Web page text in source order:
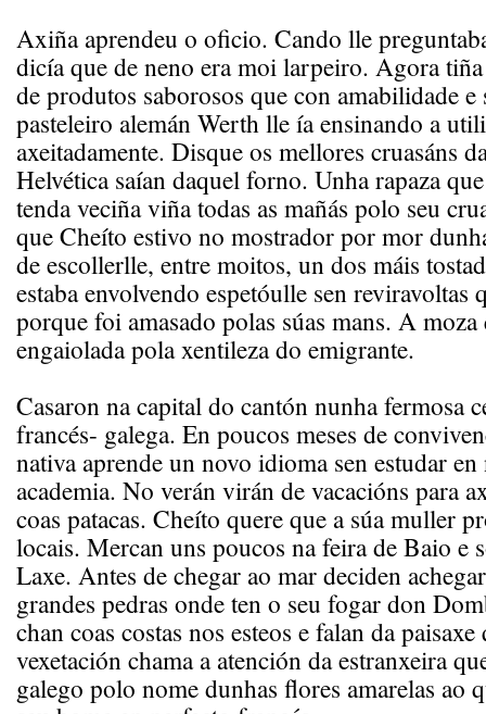
Axiña aprendeu o oficio. Cando lle
dicía que de neno era moi larpeiro. Agora
de produtos saborosos que con amabilidade e
pasteleiro alemán Werth lle ía ensinando a
axeitadamente. Disque os mellores cruasáns
Helvética saían daquel forno. Unha rapaza
tenda veciña viña todas as mañás polo seu
que Cheíto estivo no mostrador por mor
de escollerlle, entre moitos, un dos máis
estaba envolvendo espetóulle sen reviravoltas
porque foi amasado polas súas mans. A
engaiolada pola xentileza do emigrante.
Casaron na capital do cantón nunha fermosa
francés- galega. En poucos meses de
nativa aprende un novo idioma sen estudar
academia. No verán virán de vacacións para
coas patacas. Cheíto quere que a súa muller
locais. Mercan uns poucos na feira de Baio e
Laxe. Antes de chegar ao mar deciden
grandes pedras onde ten o seu fogar don
chan coas costas nos esteos e falan da
vexetación chama a atención da estranxeira
galego polo nome dunhas flores amarelas ao